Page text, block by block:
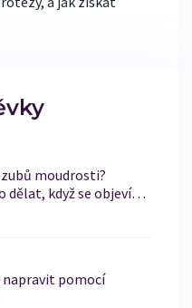
moudrosti?
dělat, když se objeví
napravit pomocí